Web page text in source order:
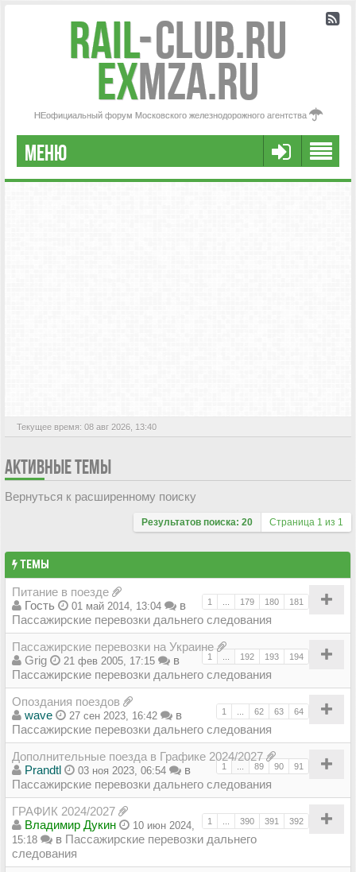
Rail-Club.RU
exMZA.RU
НЕофициальный форум Московского железнодорожного агентства
МЕНЮ
РЕГИСТРАЦИЯ
Текущее время: 08 авг 2026, 13:40
АКТИВНЫЕ ТЕМЫ
Вернуться к расширенному поиску
Результатов поиска: 20 Страница 1 из 1
ТЕМЫ
Питание в поезде
1 179 180 181
Гость 01 май 2014, 13:04
в
Пассажирские перевозки дальнего следования
Пассажирские перевозки на Украине
1 192 193 194
Grig 21 фев 2005, 17:15
в
Пассажирские перевозки дальнего следования
Опоздания поездов
1 62 63 64
wave 27 сен 2023, 16:42
в
Пассажирские перевозки дальнего следования
Дополнительные поезда в Графике 2024/2027
1 89 90 91
Prandtl 03 ноя 2023, 06:54
в
Пассажирские перевозки дальнего следования
ГРАФИК 2024/2027
1 390 391 392
Владимир Дукин
10 июн 2024,
15:18
в Пассажирские перевозки дальнего
следования